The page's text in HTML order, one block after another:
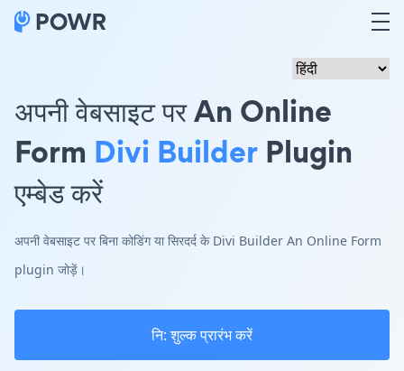
अपनी वेबसाइट पर An Online
Form Divi Builder Plugin
एम्बेड करें
अपनी वेबसाइट पर बिना कोडिंग या सिरदर्द के Divi Builder An Online Form
plugin जोड़ें।
नि: शुल्क प्रारंभ करें